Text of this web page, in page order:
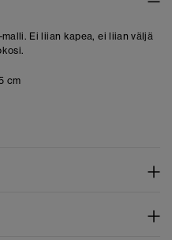
Ei liian kapea, ei liian väljä
cm